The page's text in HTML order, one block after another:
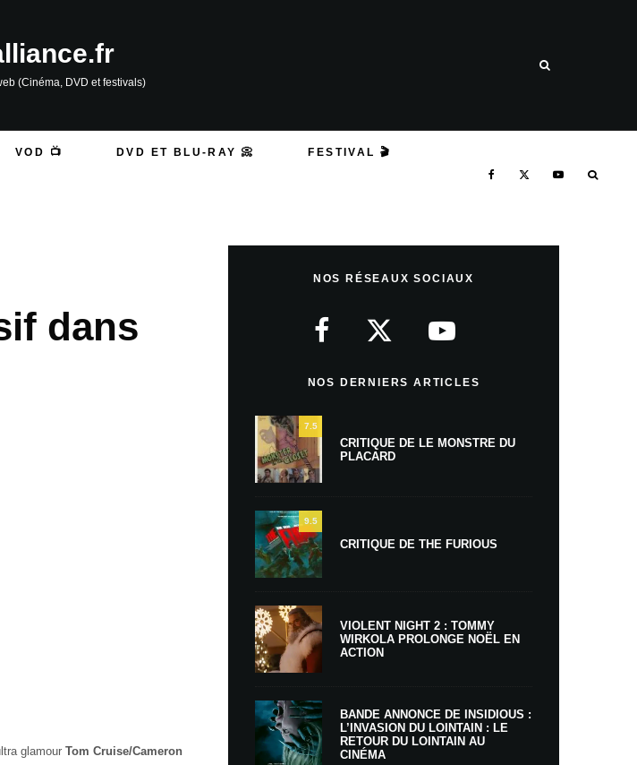
(Cinéma, DVD et festivals)
VOD 📺 DVD ET BLU-RAY 📀 FESTIVAL 🎬
dans
glamour Tom Cruise/Cameron
NOS RÉSEAUX SOCIAUX
NOS DERNIERS ARTICLES
7.5
CRITIQUE DE LE MONSTRE DU
PLACARD
9.5
CRITIQUE DE THE FURIOUS
VIOLENT NIGHT 2 : TOMMY
WIRKOLA PROLONGE NOËL EN
ACTION
BANDE ANNONCE DE INSIDIOUS :
L’INVASION DU LOINTAIN : LE
RETOUR DU LOINTAIN AU
CINÉMA